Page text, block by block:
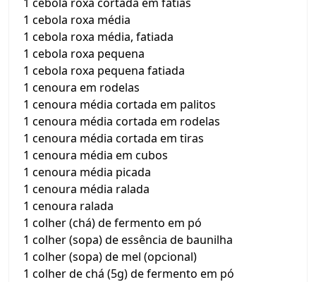
1 cebola roxa média
1 cebola roxa média, fatiada
1 cebola roxa pequena
1 cebola roxa pequena fatiada
1 cenoura em rodelas
1 cenoura média cortada em palitos
1 cenoura média cortada em rodelas
1 cenoura média cortada em tiras
1 cenoura média em cubos
1 cenoura média picada
1 cenoura média ralada
1 cenoura ralada
1 colher (chá) de fermento em pó
1 colher (sopa) de essência de baunilha
1 colher (sopa) de mel (opcional)
1 colher de chá (5g) de fermento em pó